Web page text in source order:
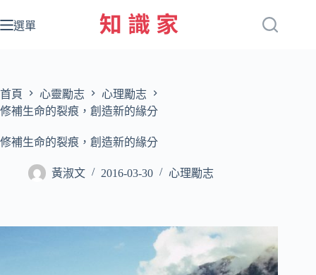
至
容
選單
首頁 心靈勵志
心理勵志
修補生命的裂痕，創造新的緣分
修補生命的裂痕，創造新的緣分
黃淑文 2016-03-30 心理勵志